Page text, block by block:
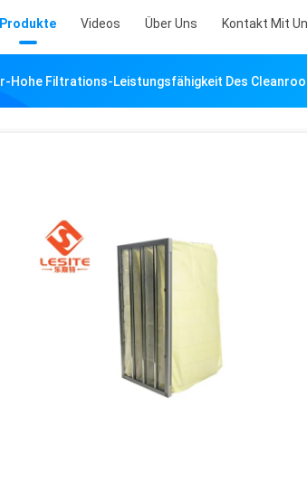
Produkte Videos Über Uns Kontakt Mit
Hohe Filtrations-Leistungsfähigkeit Des